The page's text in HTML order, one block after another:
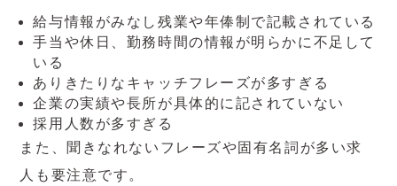
給与情報がみなし残業や年俸制で記載されている
手当や休日、勤務時間の情報が明らかに不足して
いる
ありきたりなキャッチフレーズが多すぎる
企業の実績や長所が具体的に記されていない
採用人数が多すぎる
また、聞きなれないフレーズや固有名詞が多い求
人も要注意です。